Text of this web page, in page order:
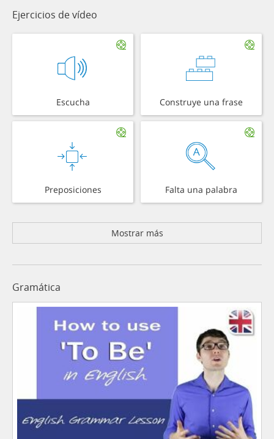
Ejercicios de vídeo
Escucha Construye una frase
Preposiciones Falta una palabra
Mostrar más
Gramática